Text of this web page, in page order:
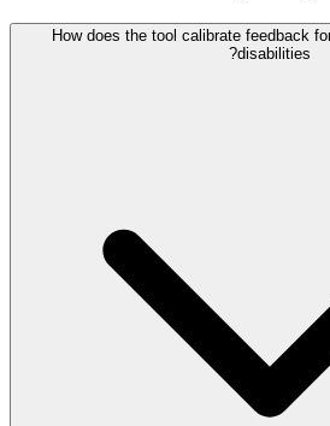
How does the tool calibrate feedback
disabilities?